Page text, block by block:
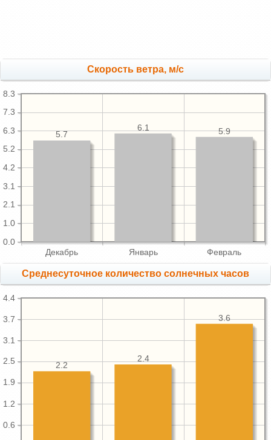
Скорость ветра, м/с
Декабрь Январь Февраль
0.0
1.0
2.1
3.1
4.2
5.2
6.3
7.3
8.3
5.9
6.1
5.7
Среднесуточное количество солнечных часов
0.6
1.2
1.9
2.5
3.1
3.7
4.4
3.6
2.4
2.2